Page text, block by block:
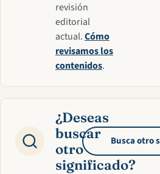
revisión
editorial
actual.Cómo
revisamos los
contenidos.
¿Deseas
buscar
otro
significado?
Busca otro